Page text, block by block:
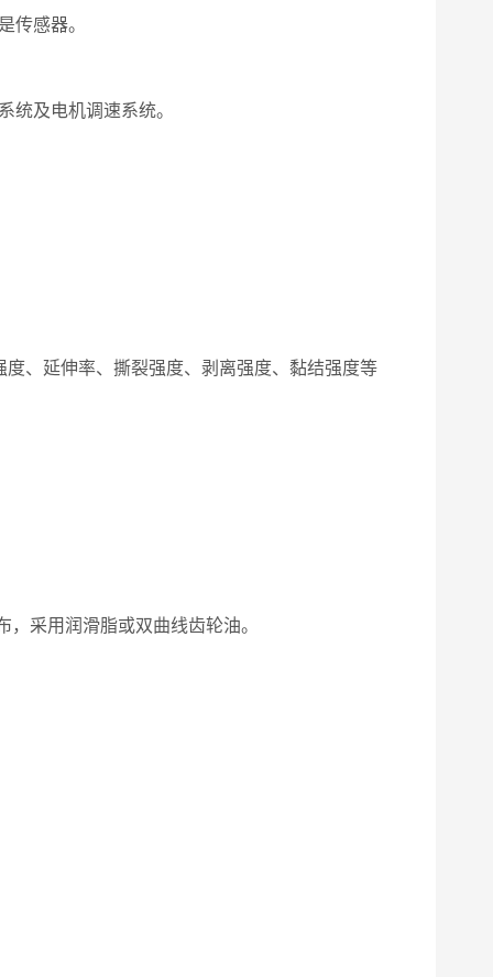
传感器。
统及电机调速系统。
、延伸率、撕裂强度、剥离强度、黏结强度等
采用润滑脂或双曲线齿轮油。